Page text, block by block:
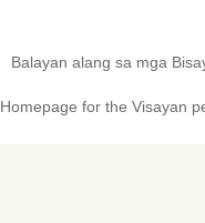
Balayan alang sa mga
Homepage for the Visayan